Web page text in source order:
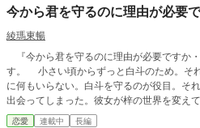
今から君を守るのに理由が必要
綾瑪東暢
『今から君を守るのに理由が必要ですか
す。 小さい頃からずっと白斗のため。それだけが生きて行く理由だった。他
に何もいらない。白斗を守るのが役目。そ
出会ってしまった。彼女が梓の世界を変えて
恋愛 連載中 長編